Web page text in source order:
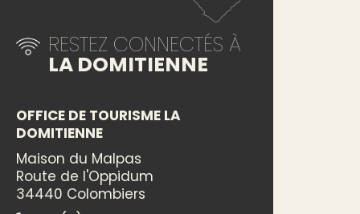
RESTEZ CONNECTÉS À
LA DOMITIENNE
OFFICE DE TOURISME LA
DOMITIENNE
Maison du Malpas
Route de l'Oppidum
34440 Colombiers